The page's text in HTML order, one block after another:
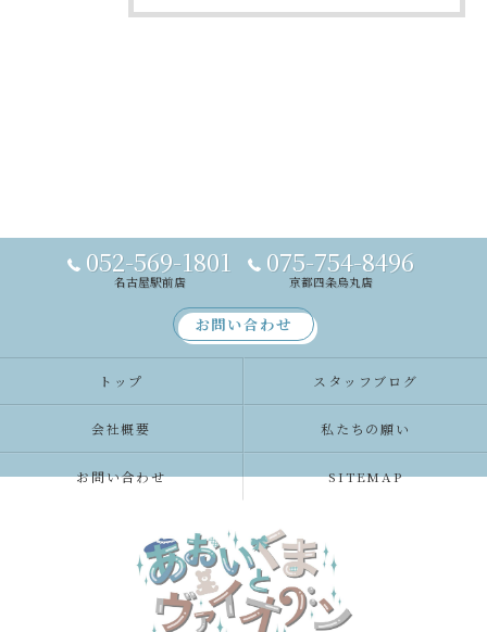
052-569-1801
名古屋駅前店
075-754-8496
京都四条烏丸店
お問い合わせ
トップ スタッフブログ
会社概要 私たちの願い
お問い合わせ SITEMAP